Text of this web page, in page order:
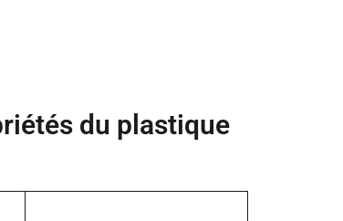
du plastique